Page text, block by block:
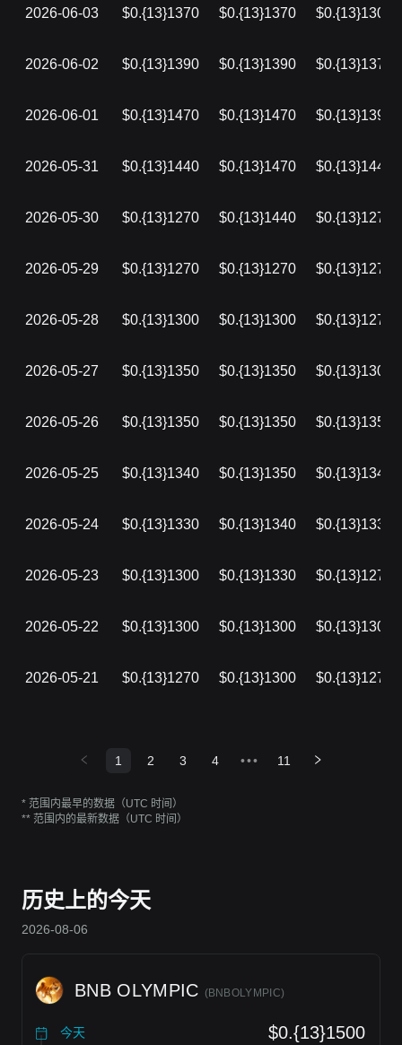
2026-06-03 $0.{13}1370 $0.{13}1370 $0.{13}1300
2026-06-02 $0.{13}1390 $0.{13}1390 $0.{13}1370
2026-06-01 $0.{13}1470 $0.{13}1470 $0.{13}1390
2026-05-31 $0.{13}1440 $0.{13}1470 $0.{13}1440
2026-05-30 $0.{13}1270 $0.{13}1440 $0.{13}1270
2026-05-29 $0.{13}1270 $0.{13}1270 $0.{13}1270
2026-05-28 $0.{13}1300 $0.{13}1300 $0.{13}1270
2026-05-27 $0.{13}1350 $0.{13}1350 $0.{13}1300
2026-05-26 $0.{13}1350 $0.{13}1350 $0.{13}1350
2026-05-25 $0.{13}1340 $0.{13}1350 $0.{13}1340
2026-05-24 $0.{13}1330 $0.{13}1340 $0.{13}1330
2026-05-23 $0.{13}1300 $0.{13}1330 $0.{13}1270
2026-05-22 $0.{13}1300 $0.{13}1300 $0.{13}1300
2026-05-21 $0.{13}1270 $0.{13}1300 $0.{13}1270
1 2 3 4 ••• 11
* 范围内最早的数据（UTC 时间）
** 范围内的最新数据（UTC 时间）
历史上的今天
2026-08-06
BNB OLYMPIC (BNBOLYMPIC)
今天 $0.{13}1500